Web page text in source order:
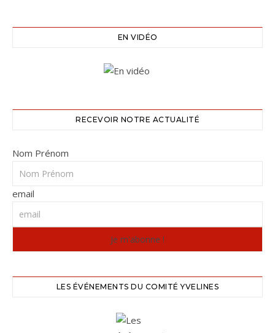
EN VIDÉO
RECEVOIR NOTRE ACTUALITÉ
Nom Prénom
email
LES ÉVÉNEMENTS DU COMITÉ YVELINES